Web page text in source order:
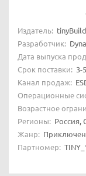
Издатель: tinyBuild
Разработчик:
Дата выпуска
Срок поставки: 3-
Канал продаж:
Операционные
Возрастное
Регионы: Россия,
Жанр:
Партномер: